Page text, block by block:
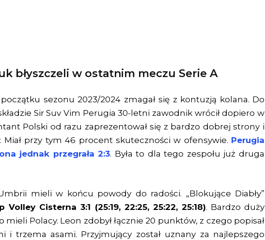
błyszczeli w ostatnim meczu Serie A
sezonu 2023/2024 zmagał się z kontuzją kolana. Do
Sir Suv Vim Perugia 30-letni zawodnik wrócił dopiero w
Polski od razu zaprezentował się z bardzo dobrej strony i
Miał przy tym 46 procent skuteczności w ofensywie. Perugia
jednak przegrała 2:3. Była to dla tego zespołu już druga
mieli w końcu powody do radości. „Blokujące Diabły”
Volley Cisterna 3:1 (25:19, 22:25, 25:22, 25:18). Bardzo duży
mieli Polacy. Leon zdobył łącznie 20 punktów, z czego popisał
i trzema asami. Przyjmujący został uznany za najlepszego